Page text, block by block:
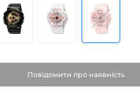
Повідомити про наявність